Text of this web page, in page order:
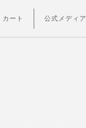
カート 公式メディア